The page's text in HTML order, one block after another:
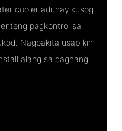
cooler adunay kusog
pagkontrol sa
Nagpakita usab kini
alang sa daghang